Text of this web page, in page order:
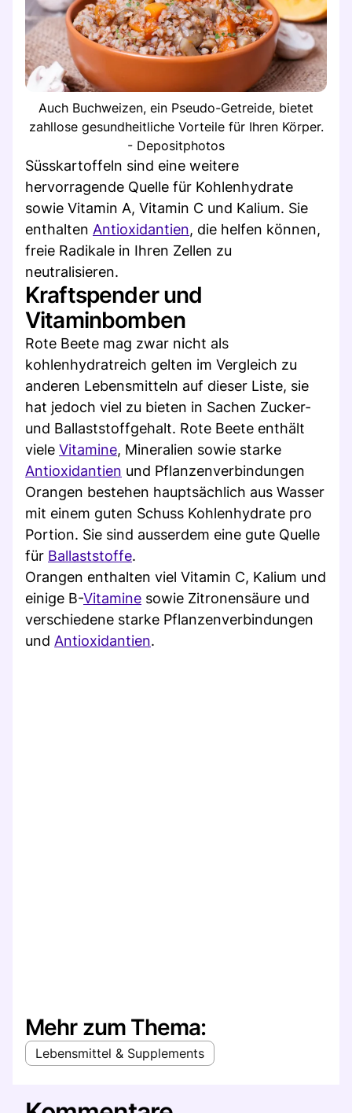
Auch Buchweizen, ein Pseudo-Getreide, bietet
zahllose gesundheitliche Vorteile für Ihren Körper.
- Depositphotos
Süsskartoffeln sind eine weitere
hervorragende Quelle für Kohlenhydrate
sowie Vitamin A, Vitamin C und Kalium. Sie
enthalten Antioxidantien, die helfen können,
freie Radikale in Ihren Zellen zu
neutralisieren.
Kraftspender und
Vitaminbomben
Rote Beete mag zwar nicht als
kohlenhydratreich gelten im Vergleich zu
anderen Lebensmitteln auf dieser Liste, sie
hat jedoch viel zu bieten in Sachen Zucker-
und Ballaststoffgehalt. Rote Beete enthält
viele Vitamine, Mineralien sowie starke
Antioxidantien und Pflanzenverbindungen
Orangen bestehen hauptsächlich aus Wasser
mit einem guten Schuss Kohlenhydrate pro
Portion. Sie sind ausserdem eine gute Quelle
für Ballaststoffe.
Orangen enthalten viel Vitamin C, Kalium und
einige B-Vitamine sowie Zitronensäure und
verschiedene starke Pflanzenverbindungen
und Antioxidantien.
Mehr zum Thema:
Lebensmittel & Supplements